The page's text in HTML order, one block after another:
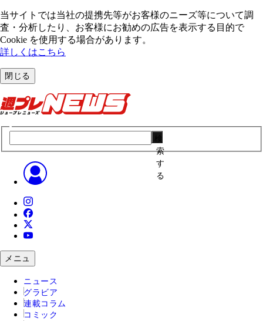
当サイトでは当社の提携先等がお客様のニーズ等について調
査・分析したり、お客様にお勧めの広告を表⽰する⽬的で
Cookie を使⽤する場合があります。
詳しくはこちら
閉じる
索
す
る
メニュ
ニュース
グラビア
連載コラム
コミック